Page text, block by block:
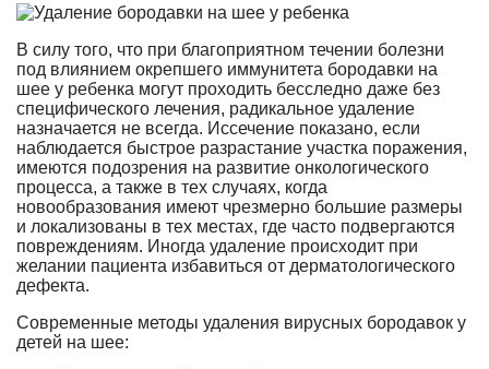
В силу того, что при благоприятном течении болезни
под влиянием окрепшего иммунитета бородавки на
шее у ребенка могут проходить бесследно даже без
специфического лечения, радикальное удаление
назначается не всегда. Иссечение показано, если
наблюдается быстрое разрастание участка поражения,
имеются подозрения на развитие онкологического
процесса, а также в тех случаях, когда
новообразования имеют чрезмерно большие размеры
и локализованы в тех местах, где часто подвергаются
повреждениям. Иногда удаление происходит при
желании пациента избавиться от дерматологического
дефекта.
Современные методы удаления вирусных бородавок у
детей на шее: